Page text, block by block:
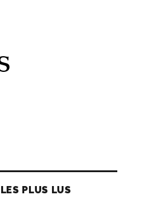
PLUS LUS